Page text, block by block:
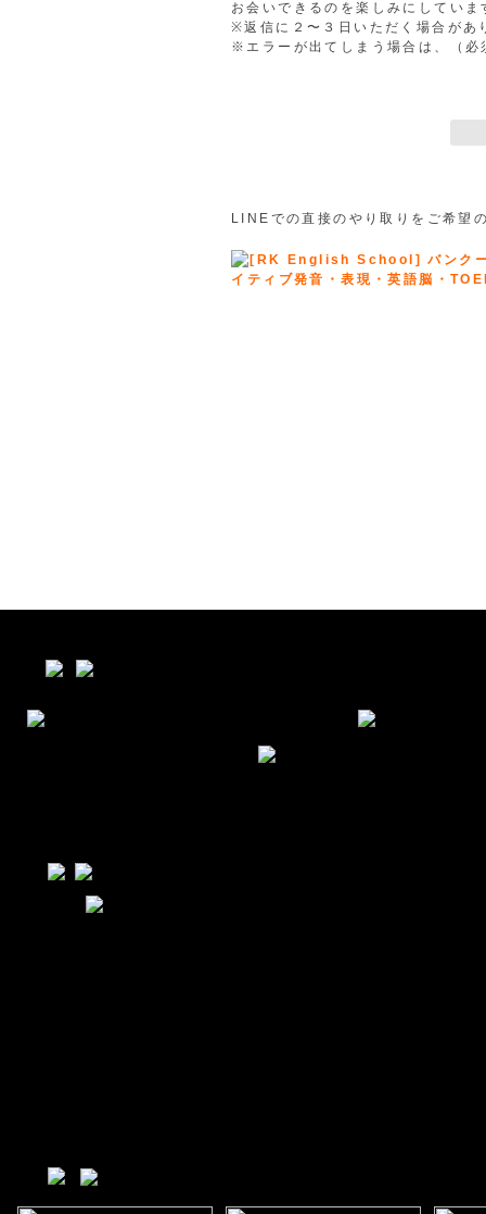
お会いできるのを楽しみにしていま
※返信に２〜３日いただく場合があ
※エラーが出てしまう場合は、（必
LINEでの直接のやり取りをご希望